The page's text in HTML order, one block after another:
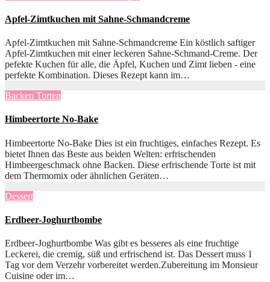
Apfel-Zimtkuchen mit Sahne-Schmandcreme
Apfel-Zimtkuchen mit Sahne-Schmandcreme Ein köstlich saftiger
Apfel-Zimtkuchen mit einer leckeren Sahne-Schmand-Creme. Der
pefekte Kuchen für alle, die Äpfel, Kuchen und Zimt lieben - eine
perfekte Kombination. Dieses Rezept kann im…
Backen Torten
Himbeertorte No-Bake
Himbeertorte No-Bake Dies ist ein fruchtiges, einfaches Rezept. Es
bietet Ihnen das Beste aus beiden Welten: erfrischenden
Himbeergeschmack ohne Backen. Diese erfrischende Torte ist mit
dem Thermomix oder ähnlichen Geräten…
Dessert
Erdbeer-Joghurtbombe
Erdbeer-Joghurtbombe Was gibt es besseres als eine fruchtige
Leckerei, die cremig, süß und erfrischend ist. Das Dessert muss 1
Tag vor dem Verzehr vorbereitet werden.Zubereitung im Monsieur
Cuisine oder im…